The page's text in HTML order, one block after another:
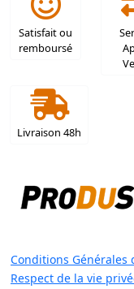
Satisfait ou
remboursé
Livraison 48h
Conditions Générales
Respect de la vie